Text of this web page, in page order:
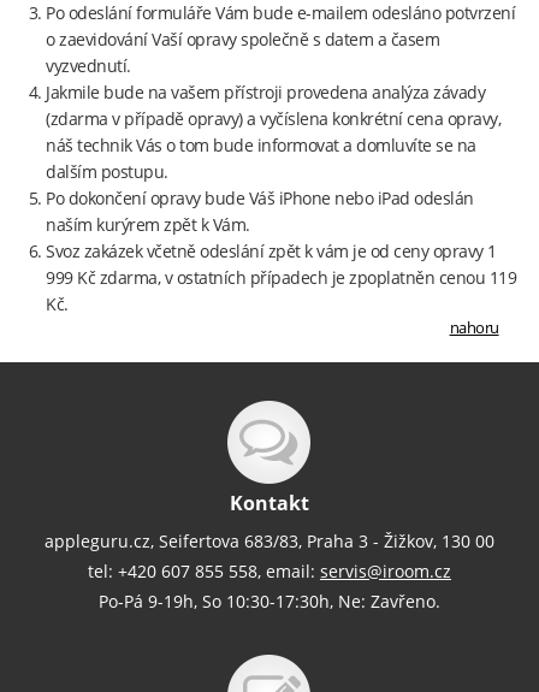
Po odeslání formuláře Vám bude e-mailem odesláno potvrzení
o zaevidování Vaší opravy společně s datem a časem
vyzvednutí.
Jakmile bude na vašem přístroji provedena analýza závady
(zdarma v případě opravy) a vyčíslena konkrétní cena opravy,
náš technik Vás o tom bude informovat a domluvíte se na
dalším postupu.
Po dokončení opravy bude Váš iPhone nebo iPad odeslán
naším kurýrem zpět k Vám.
Svoz zakázek včetně odeslání zpět k vám je od ceny opravy 1
999 Kč zdarma, v ostatních případech je zpoplatněn cenou 119
Kč.
nahoru
Kontakt
appleguru.cz, Seifertova 683/83, Praha 3 - Žižkov, 130 00
tel: +420 607 855 558, email: servis@iroom.cz
Po-Pá 9-19h, So 10:30-17:30h, Ne: Zavřeno.